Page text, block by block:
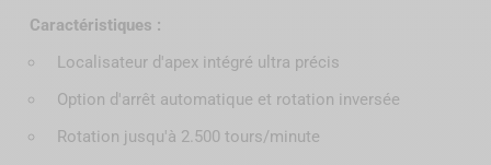
Caractéristiques :
Localisateur d'apex intégré ultra précis
Option d'arrêt automatique et rotation inversée
Rotation jusqu'à 2.500 tours/minute